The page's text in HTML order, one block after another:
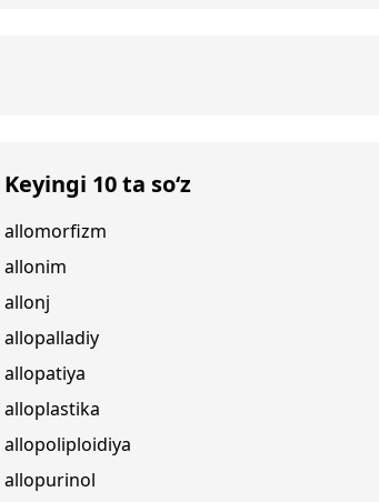
Keyingi 10 ta so‘z
allomorfizm
allonim
allonj
allopalladiy
allopatiya
alloplastika
allopoliploidiya
allopurinol